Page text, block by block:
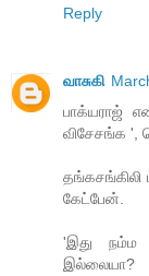
Reply
வாசுகி
பாக்யராஜ்
விசேசங்க ',
கேட்பேன்.
'இது நம்ம
இல்லையா?